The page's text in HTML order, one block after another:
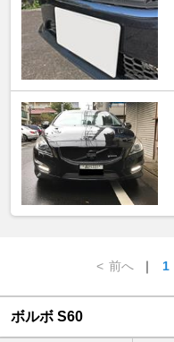
< 前へ ｜ 1
ボルボ S60